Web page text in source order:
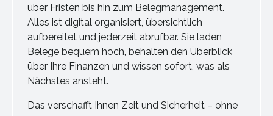
über Fristen bis hin zum Belegmanagement.
Alles ist digital organisiert, übersichtlich
aufbereitet und jederzeit abrufbar. Sie laden
Belege bequem hoch, behalten den Überblick
über Ihre Finanzen und wissen sofort, was als
Nächstes ansteht.
Das verschafft Ihnen Zeit und Sicherheit – ohne